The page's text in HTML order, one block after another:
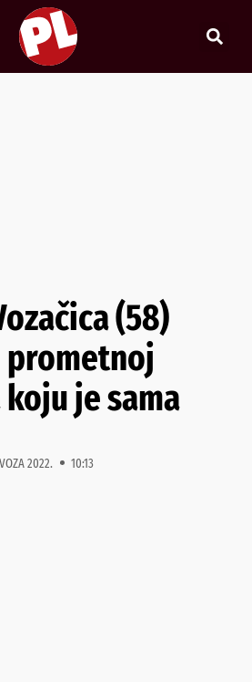
(58)
prometnoj
je sama
2022. 10:13